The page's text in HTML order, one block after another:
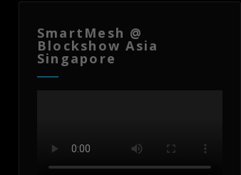
SmartMesh @
Blockshow Asia
Singapore